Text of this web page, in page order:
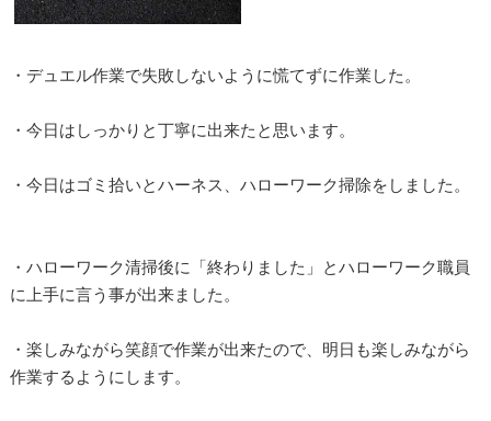
・デュエル作業で失敗しないように慌てずに作業した。
・今日はしっかりと丁寧に出来たと思います。
・今日はゴミ拾いとハーネス、ハローワーク掃除をしました。
・ハローワーク清掃後に「終わりました」とハローワーク職員
に上手に言う事が出来ました。
・楽しみながら笑顔で作業が出来たので、明日も楽しみながら
作業するようにします。